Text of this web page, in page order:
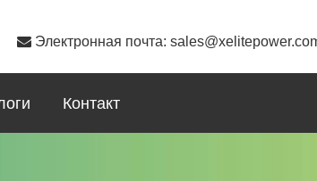
 Электронная почта:
Контакт